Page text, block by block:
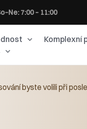
7:00 – 11:00
Komplexní
byste volili při